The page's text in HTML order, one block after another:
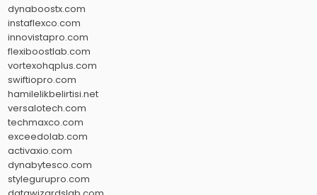
dynaboostx.com
instaflexco.com
innovistapro.com
flexiboostlab.com
vortexohqplus.com
swiftiopro.com
hamilelikbelirtisi.net
versalotech.com
techmaxco.com
exceedolab.com
activaxio.com
dynabytesco.com
stylegurupro.com